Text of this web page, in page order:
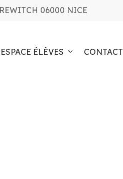
06000 NICE
ESPACE ÉLÈVES CONTACT